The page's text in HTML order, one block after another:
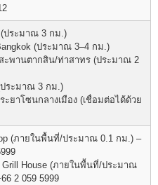
(ประมาณ 3 กม.)
(ประมาณ 3–4 กม.)
ะพานตากสิน/ท่าสาทร (ประมาณ 2
ระมาณ 3 กม.)
ะยาโซนกลางเมือง (เชื่อมต่อได้ด้วย
(ภายในพื้นที่/ประมาณ 0.1 กม.) –
Grill House (ภายในพื้นที่/ประมาณ
2 059 5999